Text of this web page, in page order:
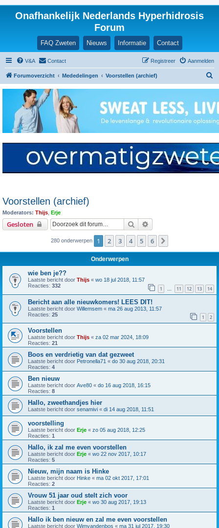
Onafhankelijk Nederlands Hyperhidrosis
Forum
FAQ Zweten Nieuws Informatie Contact
V&A Contact Aanmelden
Registreer
Forumoverzicht Mededelingen Voorstellen (archief)
k
Voorstellen (archief)
Moderators: Thijs Erje
Gesloten Zoek
280 onderwerpen 1 2 3 4 5 6
Onderwerpen
wie ben je??
Laatste bericht door Thijs « wo 18 jul 2018, 11:57
Reacties: 332 1 … 11 12 13 14
Bericht aan alle nieuwkomers! LEES DIT!
Laatste bericht door Willemsem « ma 26 aug 2013, 11:57
Reacties: 25 1 2
Voorstellen
Laatste bericht door Thijs « za 02 mar 2024, 18:09
Reacties: 21
Boos en verdrietig van dat gezweet
Laatste bericht door Petronella71 « do 30 aug 2018, 20:31
Reacties: 4
Ben nieuw
Laatste bericht door Ave80 « do 16 aug 2018, 16:15
Reacties: 8
Hallo, zweethandjes hier
Laatste bericht door senamivi « di 14 aug 2018, 11:51
voorstelling
Laatste bericht door Erje « zo 05 aug 2018, 12:25
Reacties: 1
Hallo, ik zal me even voorstellen
Laatste bericht door Erje « wo 22 nov 2017, 10:17
Reacties: 5
Nieuw, mijn naam is Hinke
Laatste bericht door Hinke « ma 02 okt 2017, 17:01
Reacties: 2
Vrouw 51 jaar oud stelt zich voor
Laatste bericht door Erje « wo 30 aug 2017, 19:13
Reacties: 1
Hallo ik ben nieuw en zal me even voorstellen
Laatste bericht door Wimvandenbos « ma 31 jul 2017, 19:30